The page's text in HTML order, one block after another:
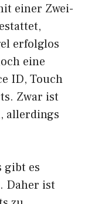
einer Zwei-
erfolglos
eine
ID, Touch
Zwar ist
allerdings
gibt es
Daher ist